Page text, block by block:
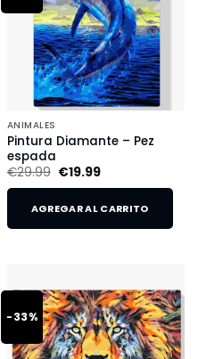
ANIMALES
Pintura Diamante – Pez
espada
€29.99 €19.99
AGREGAR AL CARRITO
-33%